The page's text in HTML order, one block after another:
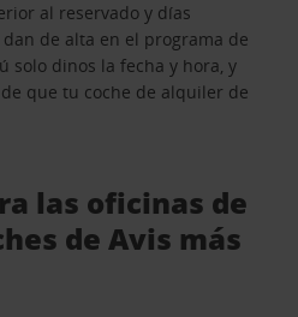
al reservado y días
de alta en el programa de
solo dinos la fecha y hora, y
que tu coche de alquiler de
las oficinas de
de Avis más